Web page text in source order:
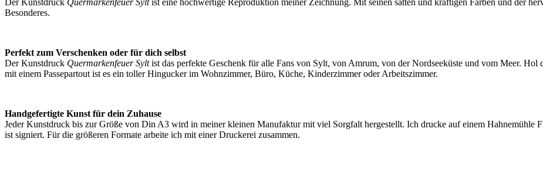
Der Kunstdruck Quermarkenfeuer Syltist eine hochwertige Reproduktion meiner Zeichnung. Mit seinen satten und kräftigen Farben und der
Besonderes.
Perfekt zum Verschenken oder für dich selbst
Der Kunstdruck Quermarkenfeuer Syltist das perfekte Geschenk für alle Fans von Sylt, von Amrum, von der Nordseeküste und vom Meer. Hol
mit einem Passepartout ist es ein toller Hingucker im Wohnzimmer, Büro, Küche, Kinderzimmer oder Arbeitszimmer.
Handgefertigte Kunst für dein Zuhause
Jeder Kunstdruck bis zur Größe von Din A3 wird in meiner kleinen Manufaktur mit viel Sorgfalt hergestellt. Ich drucke auf einem Hahnemühle
ist signiert. Für die größeren Formate arbeite ich mit einer Druckerei zusammen.